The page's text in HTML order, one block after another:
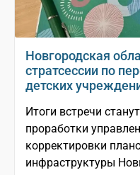
Новгородская
стратсессии по
детских
Итоги встречи
проработки
корректировки
инфраструктуры